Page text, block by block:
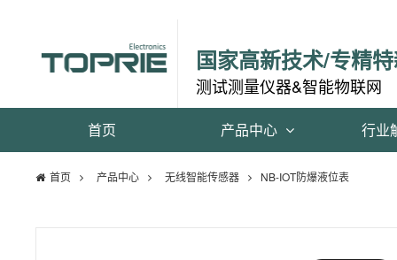
国家高新技术/专精
测试测量仪器&智能物联网
首页 产品中心 行业
首页 产品中心 无线智能传感器 NB-IOT防爆液位表